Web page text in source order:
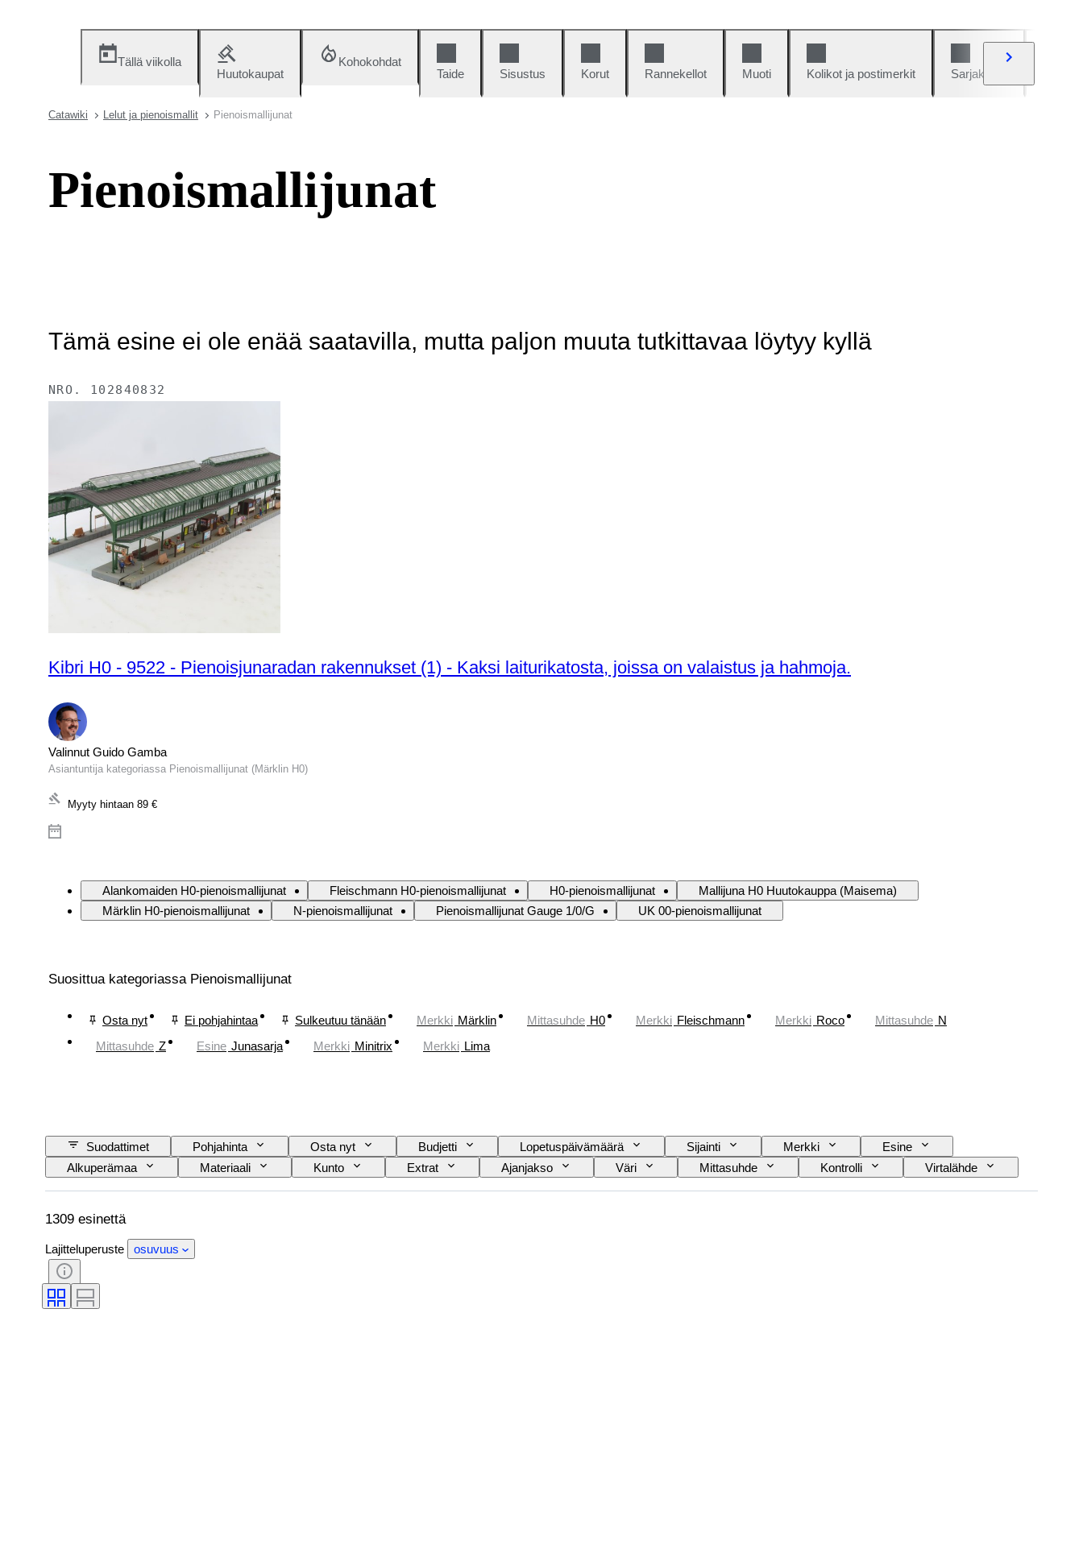
Tällä viikolla
Huutokaupat
Kohokohdat
Taide
Sisustus Korut Rannekellot Muoti Kolikot ja postimerkit Sarjakuvat
Catawiki Lelut ja pienoismallit Pienoismallijunat
Pienoismallijunat
Tämä esine ei ole enää saatavilla, mutta paljon muuta tutkittavaa löytyy kyllä
NRO. 102840832
Kibri H0 - 9522 - Pienoisjunaradan rakennukset (1) - Kaksi laiturikatosta, joissa on valaistus ja hahmoja.
Valinnut Guido Gamba
Asiantuntija kategoriassa Pienoismallijunat (Märklin H0)
Myyty hintaan 89 €
Alankomaiden H0-pienoismallijunat Fleischmann H0-pienoismallijunat H0-pienoismallijunat
Mallijuna H0 Huutokauppa (Maisema)
Märklin H0-pienoismallijunat
N-pienoismallijunat Pienoismallijunat Gauge 1/0/G UK 00-pienoismallijunat
Suosittua kategoriassa Pienoismallijunat
Osta nyt Ei pohjahintaa Sulkeutuu tänään Merkki Märklin Mittasuhde H0 Merkki Fleischmann Merkki Roco Mittasuhde N
Mittasuhde Z Esine Junasarja Merkki Minitrix Merkki Lima
Suodattimet Pohjahinta Osta nyt Budjetti Lopetuspäivämäärä Sijainti Merkki
Esine
Alkuperämaa
Materiaali Kunto Extrat Ajanjakso Väri Mittasuhde Kontrolli
Virtalähde
Rautatieyhtiä
Aikakausi
1309 esinettä
Lajitteluperuste osuvuus